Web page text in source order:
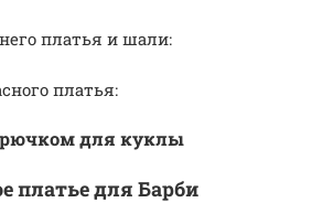
платья и шали:
платья:
для куклы
платье для Барби